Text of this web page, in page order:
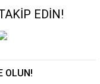
EDİN!
OLUN!